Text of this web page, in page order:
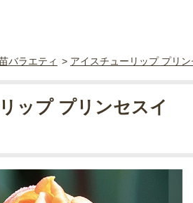
バラエティ > アイスチューリップ プリ
ップ プリンセスイ